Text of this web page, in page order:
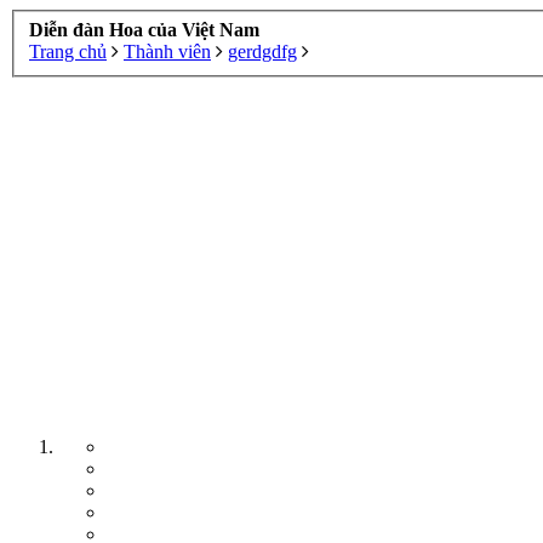
Diễn đàn Hoa của Việt Nam
Trang chủ
Thành viên gerdgdfg